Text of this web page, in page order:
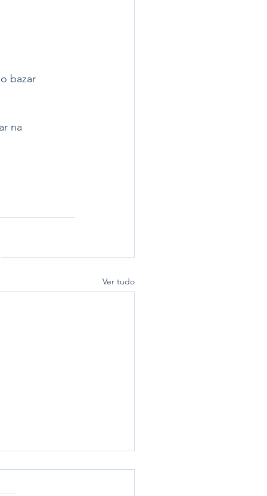
bazar
na
Ver tudo